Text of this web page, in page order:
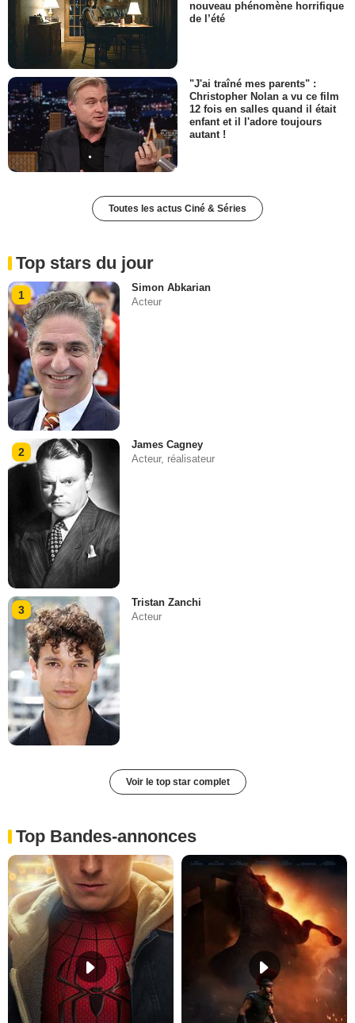
nouveau phénomène horrifique
de l’été
"J'ai traîné mes parents" :
Christopher Nolan a vu ce film
12 fois en salles quand il était
enfant et il l'adore toujours
autant !
Toutes les actus Ciné & Séries
Top stars du jour
1
Simon Abkarian
Acteur
2
James Cagney
Acteur, réalisateur
3
Tristan Zanchi
Acteur
Voir le top star complet
Top Bandes-annonces